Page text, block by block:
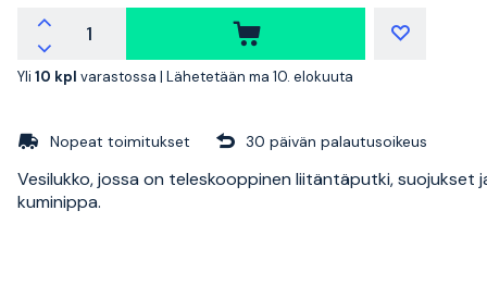
Yli 10 kpl varastossa | Lähetetään ma 10. elokuuta
Nopeat toimitukset 30 päivän palautusoikeus
Vesilukko, jossa on teleskooppinen liitäntäputki, suojukset
kuminippa.